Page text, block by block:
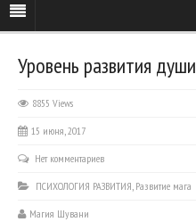
Уровень развития души
8855 Views
15 июня, 2017
Нет комментариев
ПСИХОЛОГИЯ РАЗВИТИЯ, Развитие мага
Магия Шувани